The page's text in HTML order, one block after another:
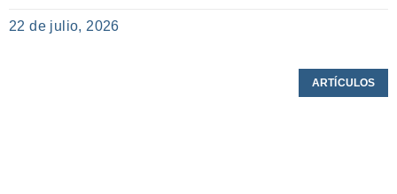
22 de julio, 2026
ARTÍCULOS